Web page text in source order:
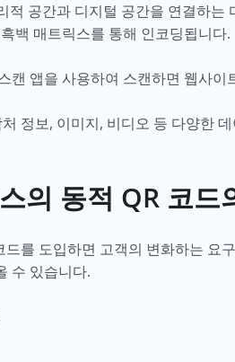
적 공간과 디지털 공간을 연결하
백 매트릭스를 통해 인코딩됩니다.
캔 앱을 사용하여 스캔하면 웹사
정보, 이미지, 비디오 등 다양한
의 동적 QR 코드
를 도입하면 고객의 변화하는 요
수 있습니다.